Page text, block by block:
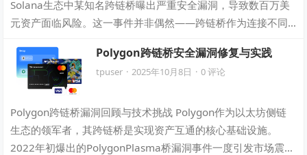
Solana生态中某知名跨链桥曝出严重安全漏洞，导致数百万美
元资产面临风险。这一事件并非偶然——跨链桥作为连接不同
Polygon跨链桥安全漏洞修复与实践
tpuser · 2025年10月8日 · 0 评论
Polygon跨链桥漏洞回顾与技术挑战 Polygon作为以太坊侧链
生态的领军者，其跨链桥是实现资产互通的核心基础设施。
2022年初爆出的PolygonPlasma桥漏洞事件一度引发市场震